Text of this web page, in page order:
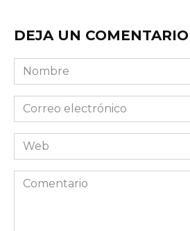
DEJA UN COMENTARIO
Nombre
Correo
electrónico
Web
Comentario